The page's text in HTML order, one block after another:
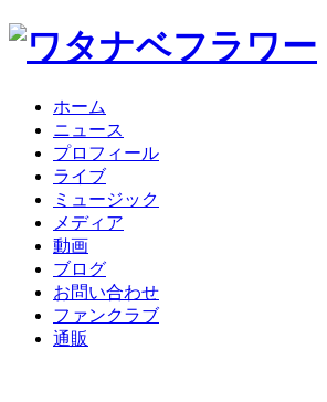
ホーム
ニュース
プロフィール
ライブ
ミュージック
メディア
動画
ブログ
お問い合わせ
ファンクラブ
通販